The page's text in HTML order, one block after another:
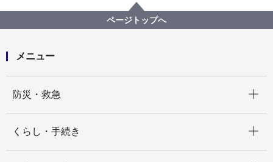
～多文化共生の推進に向けた、市民団体やＮＰＯ法人
の活動を支援します～横浜市多文化共生市民活動支援
ページトップへ
メニュー
防災・救急
くらし・手続き